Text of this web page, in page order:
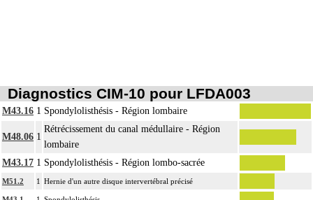
Diagnostics CIM-10 pour LFDA003
M43.16 1 Spondylolisthésis - Région lombaire
M48.06 1
Rétrécissement du canal médullaire - Région
lombaire
M43.17 1 Spondylolisthésis - Région lombo-sacrée
M51.2 1 Hernie d'un autre disque intervertébral précisé